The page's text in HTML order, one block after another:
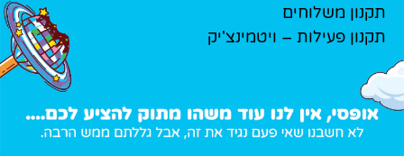
תקנון משלוחים
תקנון פעילות – ויטמינצ'יק